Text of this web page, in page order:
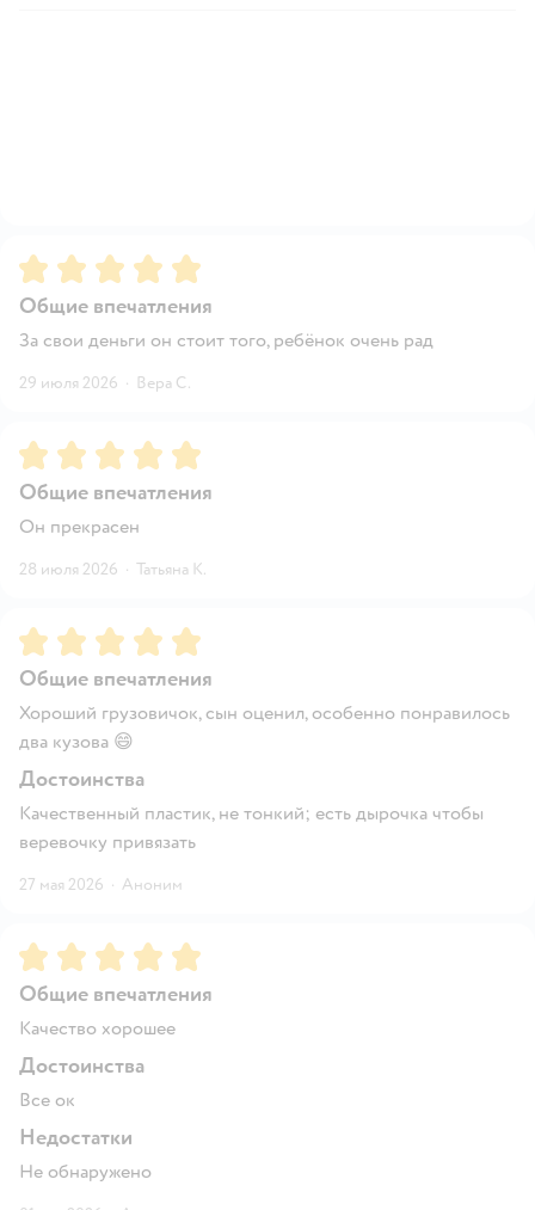
Рейтинг:5
Общие впечатления
За свои деньги он стоит того, ребёнок очень рад
29 июля 2026 · Вера С.
Рейтинг:5
Общие впечатления
Он прекрасен
28 июля 2026 · Татьяна К.
Рейтинг:5
Общие впечатления
Хороший грузовичок, сын оценил, особенно понравилось
два кузова 😄
Достоинства
Качественный пластик, не тонкий; есть дырочка чтобы
веревочку привязать
27 мая 2026 · Аноним
Рейтинг:5
Общие впечатления
Качество хорошее
Достоинства
Все ок
Недостатки
Не обнаружено